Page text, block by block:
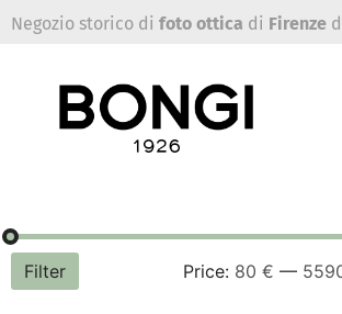
Negozio storico di foto ottica di Firenze
Filter Price: 80 € —